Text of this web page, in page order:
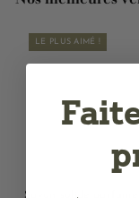
LE PLUS AIMÉ !
Savon solide parfumé